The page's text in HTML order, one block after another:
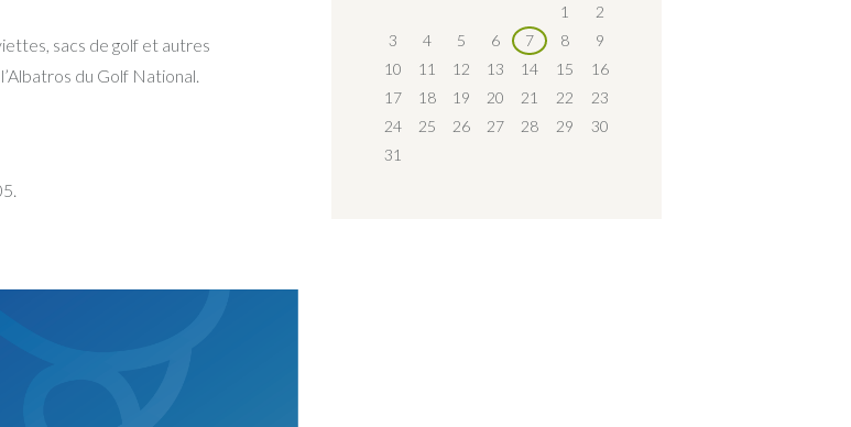
sacs de golf et autres
du Golf National.
1
2
3
4 5 6 7 8
9
10
11 12 13 14 15
16
17
18 19 20 21 22
23
24
25 26 27 28 29
30
31